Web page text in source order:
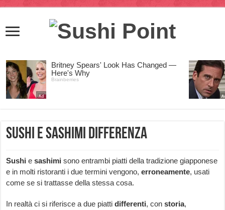
Sushi e Sashimi Differenza
Sushi esashimi sono entrambi piatti della tradizione giapponese
e in molti ristoranti i due termini vengono,erroneamente, usati
come se si trattasse della stessa cosa.
In realtà ci si riferisce a due piattidifferenti, constoria,